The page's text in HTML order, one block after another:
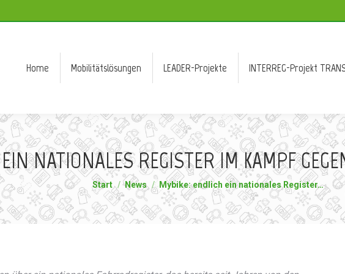
Home Mobilitätslösungen LEADER-Projekte INTERREG-Projekt
NATIONALES REGISTER IM KAMPF
Sie befinden sich hier:
Start News Mybike: endlich ein nationales Register…